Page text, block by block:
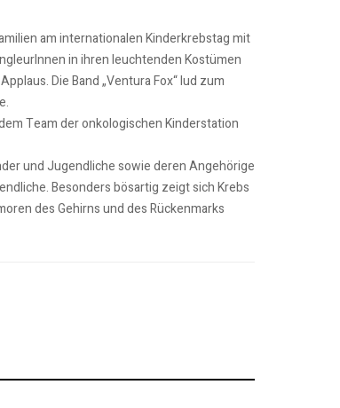
am internationalen Kinderkrebstag mit
in ihren leuchtenden Kostümen
Die Band „Ventura Fox“ lud zum
Team der onkologischen Kinderstation
und Jugendliche sowie deren Angehörige
Besonders bösartig zeigt sich Krebs
des Gehirns und des Rückenmarks